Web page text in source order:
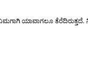
ಯಾವಾಗಲೂ ತೆರೆದಿರುತ್ತದೆ.